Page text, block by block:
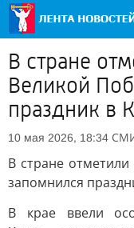
В стране
Великой
праздник в
10 мая 2026, 18:34
В стране
запомнился
В крае ввели